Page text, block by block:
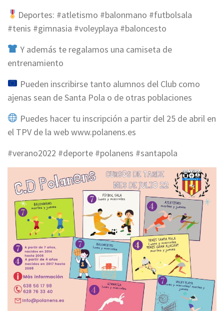
Deportes: #atletismo #balonmano #futbolsala
#tenis #gimnasia #voleyplaya #baloncesto
Y además te regalamos una camiseta de
entrenamiento
Pueden inscribirse tanto alumnos del Club como
ajenas sean de Santa Pola o de otras poblaciones
Puedes hacer tu inscripción a partir del 25 de abril en
el TPV de la web www.polanens.es
#verano2022 #deporte #polanens #santapola